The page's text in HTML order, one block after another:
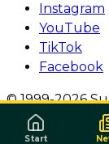
Instagram
YouTube
TikTok
Facebook
© 1999-2026
vorbehalten.
Serviço
Start